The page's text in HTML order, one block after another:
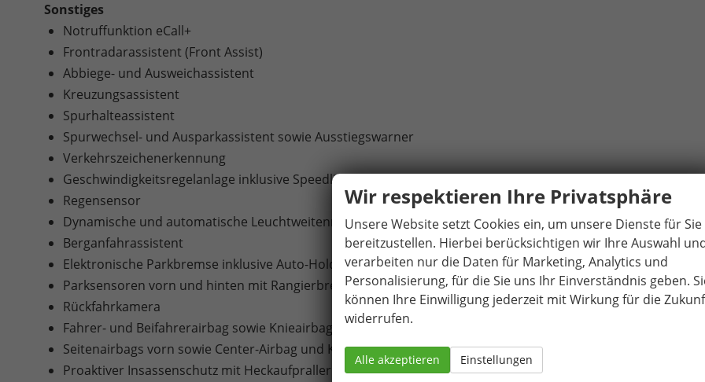
Sonstiges
Notruffunktion eCall+
Frontradarassistent (Front Assist)
Abbiege- und Ausweichassistent
Kreuzungsassistent
Spurhalteassistent
Spurwechsel- und Ausparkassistent sowie Ausstiegswarner
Verkehrszeichenerkennung
Geschwindigkeitsregelanlage inklusive Speedlimiter
Regensensor
Dynamische und automatische Leuchtweitenregulierung
Berganfahrassistent
Elektronische Parkbremse inklusive Auto-Hold-Funktion
Parksensoren vorn und hinten mit Rangierbremsfunktion
Rückfahrkamera
Fahrer- und Beifahrerairbag sowie Knieairbag auf Fahrerseite und Beifahrerairbag-Deaktivierung
Seitenairbags vorn sowie Center-Airbag und Kopfairbags
Proaktiver Insassenschutz mit Heckaufprallerkennung
Wir respektieren Ihre Privatsphäre
Unsere Website setzt Cookies ein, um unsere Dienste für Sie
bereitzustellen. Hierbei berücksichtigen wir Ihre Auswahl
verarbeiten nur die Daten für Marketing, Analytics und
Personalisierung, für die Sie uns Ihr Einverständnis geben.
können Ihre Einwilligung jederzeit mit Wirkung für die
widerrufen.
Alle akzeptieren Einstellungen